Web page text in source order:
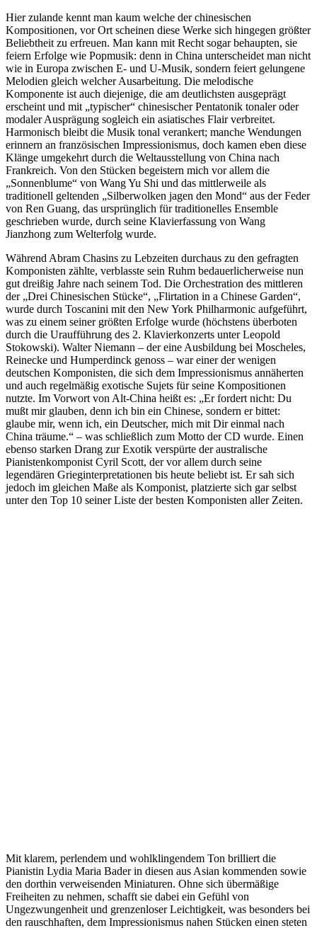
Hier zulande kennt man kaum welche der chinesischen
Kompositionen, vor Ort scheinen diese Werke sich hingegen größter
Beliebtheit zu erfreuen. Man kann mit Recht sogar behaupten, sie
feiern Erfolge wie Popmusik: denn in China unterscheidet man nicht
wie in Europa zwischen E- und U-Musik, sondern feiert gelungene
Melodien gleich welcher Ausarbeitung. Die melodische
Komponente ist auch diejenige, die am deutlichsten ausgeprägt
erscheint und mit „typischer“ chinesischer Pentatonik tonaler oder
modaler Ausprägung sogleich ein asiatisches Flair verbreitet.
Harmonisch bleibt die Musik tonal verankert; manche Wendungen
erinnern an französischen Impressionismus, doch kamen eben diese
Klänge umgekehrt durch die Weltausstellung von China nach
Frankreich. Von den Stücken begeistern mich vor allem die
„Sonnenblume“ von Wang Yu Shi und das mittlerweile als
traditionell geltenden „Silberwolken jagen den Mond“ aus der Feder
von Ren Guang, das ursprünglich für traditionelles Ensemble
geschrieben wurde, durch seine Klavierfassung von Wang
Jianzhong zum Welterfolg wurde.
Während Abram Chasins zu Lebzeiten durchaus zu den gefragten
Komponisten zählte, verblasste sein Ruhm bedauerlicherweise nun
gut dreißig Jahre nach seinem Tod. Die Orchestration des mittleren
der „Drei Chinesischen Stücke“, „Flirtation in a Chinese Garden“,
wurde durch Toscanini mit den New York Philharmonic aufgeführt,
was zu einem seiner größten Erfolge wurde (höchstens überboten
durch die Uraufführung des 2. Klavierkonzerts unter Leopold
Stokowski). Walter Niemann – der eine Ausbildung bei Moscheles,
Reinecke und Humperdinck genoss – war einer der wenigen
deutschen Komponisten, die sich dem Impressionismus annäherten
und auch regelmäßig exotische Sujets für seine Kompositionen
nutzte. Im Vorwort von Alt-China heißt es: „Er fordert nicht: Du
mußt mir glauben, denn ich bin ein Chinese, sondern er bittet:
glaube mir, wenn ich, ein Deutscher, mich mit Dir einmal nach
China träume.“ – was schließlich zum Motto der CD wurde. Einen
ebenso starken Drang zur Exotik verspürte der australische
Pianistenkomponist Cyril Scott, der vor allem durch seine
legendären Grieginterpretationen bis heute beliebt ist. Er sah sich
jedoch im gleichen Maße als Komponist, platzierte sich gar selbst
unter den Top 10 seiner Liste der besten Komponisten aller Zeiten.
Mit klarem, perlendem und wohlklingendem Ton brilliert die
Pianistin Lydia Maria Bader in diesen aus Asian kommenden sowie
den dorthin verweisenden Miniaturen. Ohne sich übermäßige
Freiheiten zu nehmen, schafft sie dabei ein Gefühl von
Ungezwungenheit und grenzenloser Leichtigkeit, was besonders bei
den rauschhaften, dem Impressionismus nahen Stücken einen steten